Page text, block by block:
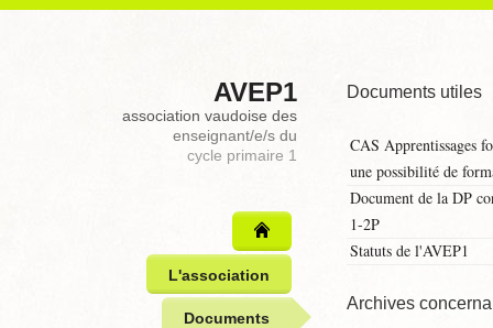
AVEP1
association vaudoise des
enseignant/e/s du
cycle primaire 1
L'association
Documents
Documents utiles
CAS Apprentissages
une possibilité de
Document de la DP
1-2P
Statuts de l'AVEP1
Archives